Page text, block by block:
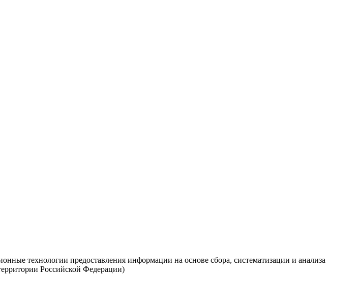
технологии предоставления информации на основе сбора, систематизации и анализа
Российской Федерации)